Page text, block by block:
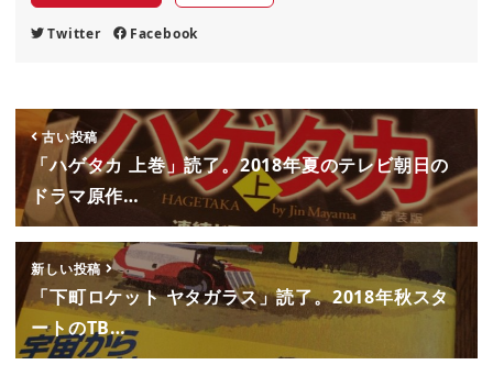
Twitter Facebook
古い投稿
「ハゲタカ 上巻」読了。2018年夏のテレビ朝日の
ドラマ原作…
新しい投稿
「下町ロケット ヤタガラス」読了。2018年秋スタ
ートのTB…